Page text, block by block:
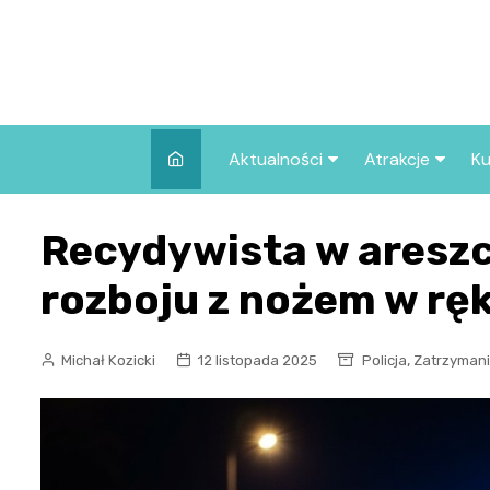
Aktualności
Wszystkie wpisy
Atrakcje
we Wrocławiu
Co warto
Wrocławiu?
Recydywista w
rozboju z nożem w
Michał Kozicki 12 listopada 2025 Policja,